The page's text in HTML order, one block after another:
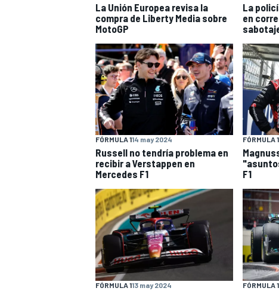
MÁS
La Unión Europea revisa la
compra de Liberty Media sobre
MotoGP
La
en
FÓRMULA 114 may 2024
Russell no tendría problema en
recibir a Verstappen en
Mercedes F1
FÓRMULA 1
F1
FÓRMULA 113 may 2024 FÓRMULA 1